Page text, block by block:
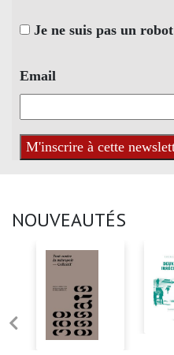
Je ne suis pas un robot
Email
NOUVEAUTÉS